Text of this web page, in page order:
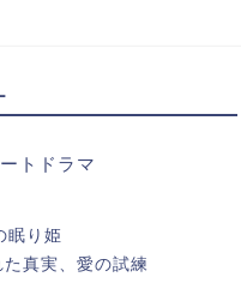
トドラマ
眠り姫
た真実、愛の試練